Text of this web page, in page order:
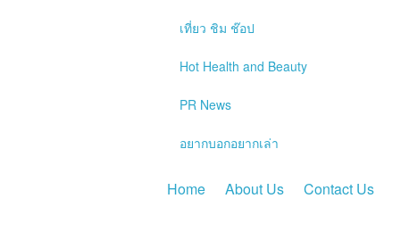
เที่ยว ชิม ช๊อป
Hot Health and Beauty
PR News
อยากบอกอยากเล่า
Home About Us Contact Us